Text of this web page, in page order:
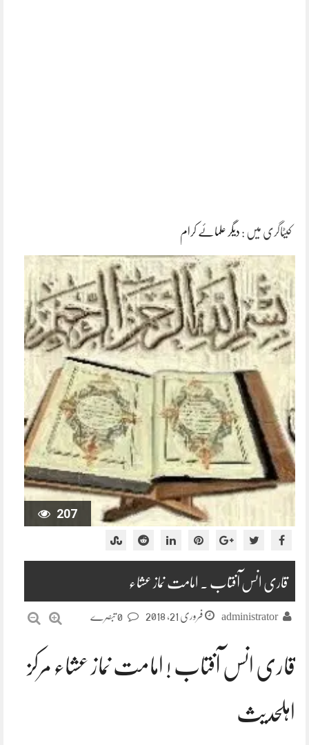
کیٹاگری میں : دیگر علمائے کرام
207
قاری انس آفتاب ۔ امامت نماز عشاء
administrator فروری 21, 2018
قاری انس آفتاب ! امامت نماز عشاء مرکز
اہلحدیث